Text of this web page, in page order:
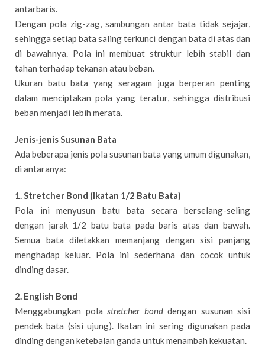
antarbaris.
Dengan pola zig-zag, sambungan antar bata tidak sejajar,
sehingga setiap bata saling terkunci dengan bata di atas dan
di bawahnya. Pola ini membuat struktur lebih stabil dan
tahan terhadap tekanan atau beban.
Ukuran batu bata yang seragam juga berperan penting
dalam menciptakan pola yang teratur, sehingga distribusi
beban menjadi lebih merata.
Jenis-jenis Susunan Bata
Ada beberapa jenis pola susunan bata yang umum digunakan,
di antaranya:
1. Stretcher Bond (Ikatan 1/2 Batu Bata)
Pola ini menyusun batu bata secara berselang-seling
dengan jarak 1/2 batu bata pada baris atas dan bawah.
Semua bata diletakkan memanjang dengan sisi panjang
menghadap keluar. Pola ini sederhana dan cocok untuk
dinding dasar.
2. English Bond
Menggabungkan pola stretcher bonddengan susunan sisi
pendek bata (sisi ujung). Ikatan ini sering digunakan pada
dinding dengan ketebalan ganda untuk menambah kekuatan.